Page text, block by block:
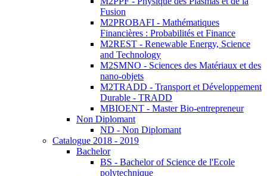
Fusion
M2PROBAFI - Mathématiques
Financières : Probabilités et Finance
M2REST - Renewable Energy, Science
and Technology
M2SMNO - Sciences des Matériaux et des
nano-objets
M2TRADD - Transport et Développement
Durable - TRADD
MBIOENT - Master Bio-entrepreneur
Non Diplomant
ND - Non Diplomant
Catalogue 2018 - 2019
Bachelor
BS - Bachelor of Science de l'Ecole
polytechnique